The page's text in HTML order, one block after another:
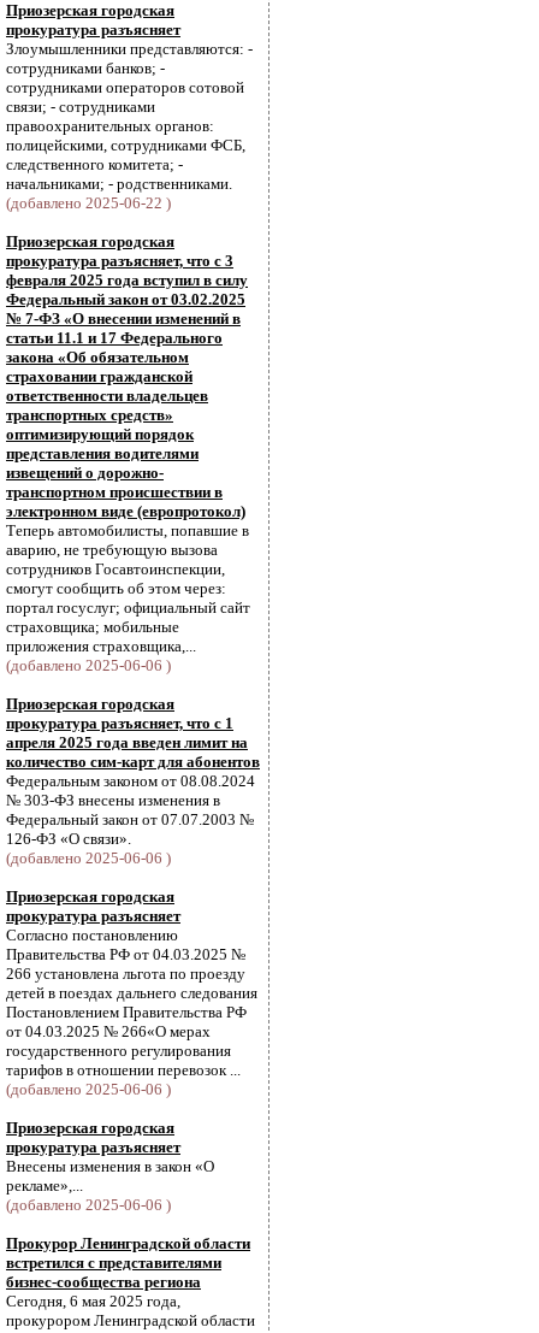
Приозерская городская
прокуратура разъясняет
Злоумышленники представляются: -
сотрудниками банков; -
сотрудниками операторов сотовой
связи; - сотрудниками
правоохранительных органов:
полицейскими, сотрудниками ФСБ,
следственного комитета; -
начальниками; - родственниками.
(добавлено 2025-06-22 )
Приозерская городская
прокуратура разъясняет, что с 3
февраля 2025 года вступил в силу
Федеральный закон от 03.02.2025
№ 7-ФЗ «О внесении изменений в
статьи 11.1 и 17 Федерального
закона «Об обязательном
страховании гражданской
ответственности владельцев
транспортных средств»
оптимизирующий порядок
представления водителями
извещений о дорожно-
транспортном происшествии в
электронном виде (европротокол)
Теперь автомобилисты, попавшие в
аварию, не требующую вызова
сотрудников Госавтоинспекции,
смогут сообщить об этом через:
портал госуслуг; официальный сайт
страховщика; мобильные
приложения страховщика,...
(добавлено 2025-06-06 )
Приозерская городская
прокуратура разъясняет, что с 1
апреля 2025 года введен лимит на
количество сим-карт для абонентов
Федеральным законом от 08.08.2024
№ 303-ФЗ внесены изменения в
Федеральный закон от 07.07.2003 №
126-ФЗ «О связи».
(добавлено 2025-06-06 )
Приозерская городская
прокуратура разъясняет
Согласно постановлению
Правительства РФ от 04.03.2025 №
266 установлена льгота по проезду
детей в поездах дальнего следования
Постановлением Правительства РФ
от 04.03.2025 № 266«О мерах
государственного регулирования
тарифов в отношении перевозок ...
(добавлено 2025-06-06 )
Приозерская городская
прокуратура разъясняет
Внесены изменения в закон «О
рекламе»,...
(добавлено 2025-06-06 )
Прокурор Ленинградской области
встретился с представителями
бизнес-сообщества региона
Сегодня, 6 мая 2025 года,
прокурором Ленинградской области